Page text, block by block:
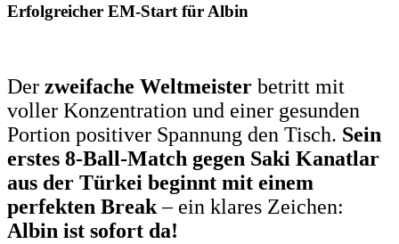
Erfolgreicher EM-Start für Albin
Der zweifache Weltmeister betritt mit
voller Konzentration und einer gesunden
Portion positiver Spannung den Tisch. Sein
erstes 8-Ball-Match gegen Saki Kanatlar
aus der Türkei beginnt mit einem
perfekten Break– ein klares Zeichen:
Albin ist sofort da!